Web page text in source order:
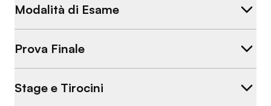
Modalità di Esame
Prova Finale
Stage e Tirocini